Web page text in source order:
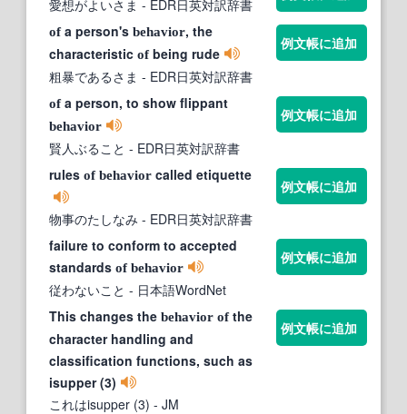
愛想がよいさま - EDR日英対訳辞書
ofa person's behavior, the
characteristic ofbeing rude
粗暴であるさま - EDR日英対訳辞書
例文帳に追加
ofa person, to show flippant
behavior
賢人ぶること - EDR日英対訳辞書
例文帳に追加
rules of behavior called etiquette
物事のたしなみ - EDR日英対訳辞書
例文帳に追加
failure to conform to accepted
standards of behavior
従わないこと - 日本語WordNet
例文帳に追加
This changes the behavior ofthe
character handling and
classification functions, such as
isupper (3)
これはisupper (3) - JM
例文帳に追加